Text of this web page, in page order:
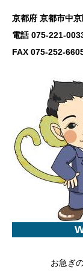
京都府 京都市中
電話 075-221-
FAX 075-252-
お急ぎ